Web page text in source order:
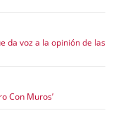
da voz a la opinión de las
Con Muros’